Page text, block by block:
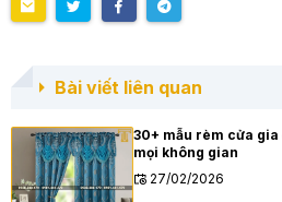
Bài viết liên quan
30+ mẫu rèm cửa
mọi không gian
27/02/2026